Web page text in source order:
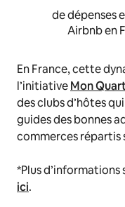
de dépenses
Airbnb en
En France, cette
l’initiativeMon
des clubs d’hôtes
guides des bonnes
commerces répartis
*Plus d’informations
ici.